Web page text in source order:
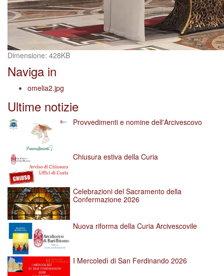
Clicca
per
vedere
l'immagine
dimensioni
Dimensione: 428KB
Naviga in
omelia2.jpg
Ultime notizie
Provvedimenti e nomine dell'Arcivescovo
Chiusura estiva della Curia
Celebrazioni del Sacramento della
Confermazione 2026
Nuova riforma della Curia Arcivescovile
I Mercoledì di San Ferdinando 2026